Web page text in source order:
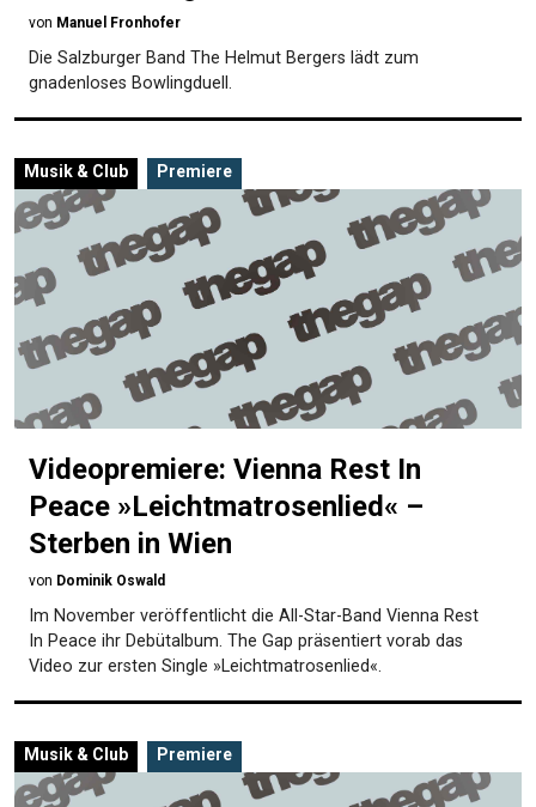
von Manuel Fronhofer
Die Salzburger Band The Helmut Bergers lädt zum
gnadenloses Bowlingduell.
Musik & Club Premiere
Videopremiere: Vienna Rest In
Peace »Leichtmatrosenlied« –
Sterben in Wien
von Dominik Oswald
Im November veröffentlicht die All-Star-Band Vienna Rest
In Peace ihr Debütalbum. The Gap präsentiert vorab das
Video zur ersten Single »Leichtmatrosenlied«.
Musik & Club Premiere